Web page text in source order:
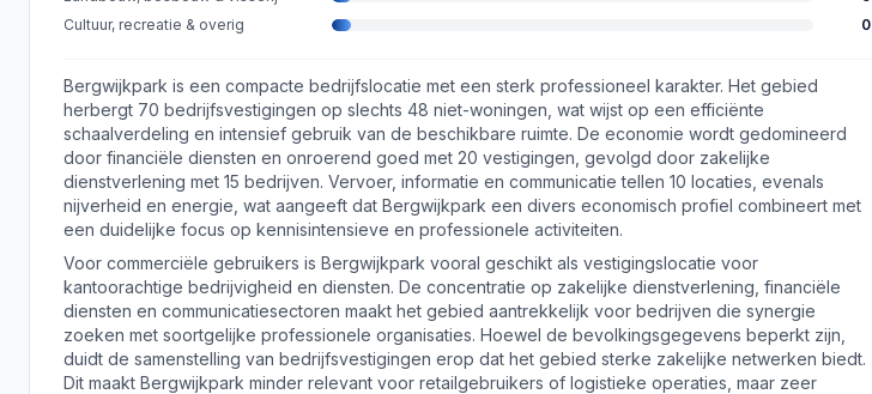
Cultuur, recreatie & overig
0
Bergwijkpark is een compacte bedrijfslocatie met een sterk professioneel karakter. Het gebied
herbergt 70 bedrijfsvestigingen op slechts 48 niet-woningen, wat wijst op een efficiënte
schaalverdeling en intensief gebruik van de beschikbare ruimte. De economie wordt gedomineerd
door financiële diensten en onroerend goed met 20 vestigingen, gevolgd door zakelijke
dienstverlening met 15 bedrijven. Vervoer, informatie en communicatie tellen 10 locaties, evenals
nijverheid en energie, wat aangeeft dat Bergwijkpark een divers economisch profiel combineert met
een duidelijke focus op kennisintensieve en professionele activiteiten.
Voor commerciële gebruikers is Bergwijkpark vooral geschikt als vestigingslocatie voor
kantoorachtige bedrijvigheid en diensten. De concentratie op zakelijke dienstverlening, financiële
diensten en communicatiesectoren maakt het gebied aantrekkelijk voor bedrijven die synergie
zoeken met soortgelijke professionele organisaties. Hoewel de bevolkingsgegevens beperkt zijn,
duidt de samenstelling van bedrijfsvestigingen erop dat het gebied sterke zakelijke netwerken biedt.
Dit maakt Bergwijkpark minder relevant voor retailgebruikers of logistieke operaties, maar zeer